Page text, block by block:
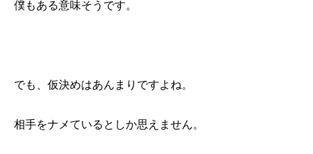
僕もある意味そうです。
でも、仮決めはあんまりですよね。
相手をナメているとしか思えません。